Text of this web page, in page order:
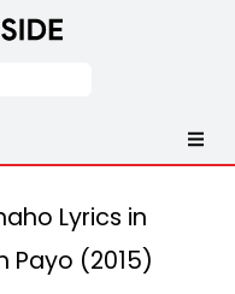
Lyrics in
Payo (2015)